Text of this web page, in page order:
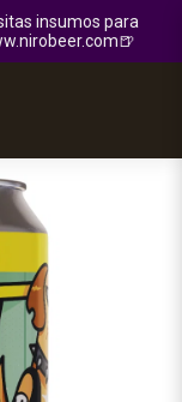
insumos para